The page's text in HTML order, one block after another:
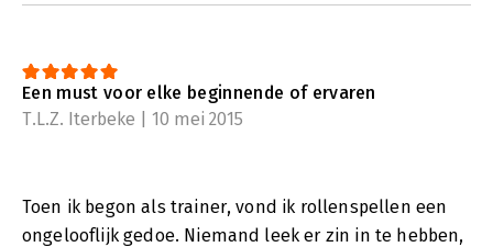
Een must voor elke beginnende of ervaren
T.L.Z. Iterbeke | 10 mei 2015
Toen ik begon als trainer, vond ik rollenspellen een
ongelooflijk gedoe. Niemand leek er zin in te hebben,